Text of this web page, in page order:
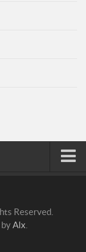
Reserved.
byAlx